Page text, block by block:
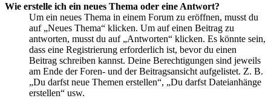
Wie erstelle ich ein neues Thema oder eine Antwort?
Um ein neues Thema in einem Forum zu eröffnen, musst du
auf „Neues Thema“ klicken. Um auf einen Beitrag zu
antworten, musst du auf „Antworten“ klicken. Es könnte sein,
dass eine Registrierung erforderlich ist, bevor du einen
Beitrag schreiben kannst. Deine Berechtigungen sind jeweils
am Ende der Foren- und der Beitragsansicht aufgelistet. Z. B.
„Du darfst neue Themen erstellen“, „Du darfst Dateianhänge
erstellen“ usw.